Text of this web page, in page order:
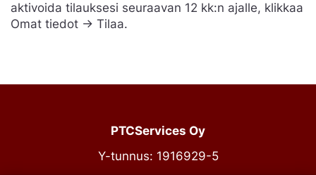
aktivoida tilauksesi seuraavan 12 kk:n ajalle, klikkaa
Omat tiedot -> Tilaa.
PTCServices Oy
Y-tunnus: 1916929-5